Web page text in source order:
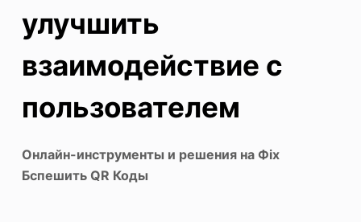
улучшить
взаимодействие с
пользователем
Онлайн-инструменты и решения на Фix
Бспешить QR Коды